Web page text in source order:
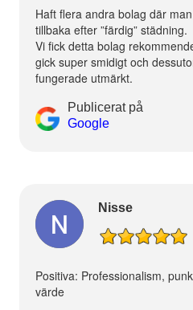
Haft flera andra bolag där
tillbaka efter ”färdig” städning.
Vi fick detta bolag
gick super smidigt och
fungerade utmärkt.
Publicerat på
Google
Nisse
Positiva: Professionalism,
värde